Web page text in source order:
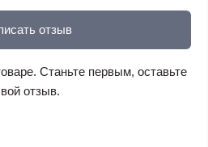
отзыв
Станьте первым, оставьте
отзыв.